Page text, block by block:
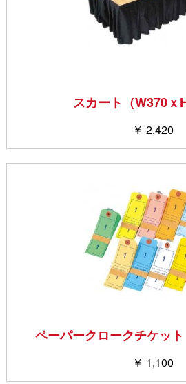
スカート（W370ｘ
￥ 2,420
ペーパークロークチケット
￥ 1,100